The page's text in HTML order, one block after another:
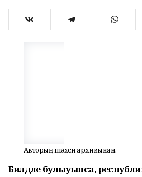
Авторҙың шәхси архивынан.
Билдәле булыуынса,